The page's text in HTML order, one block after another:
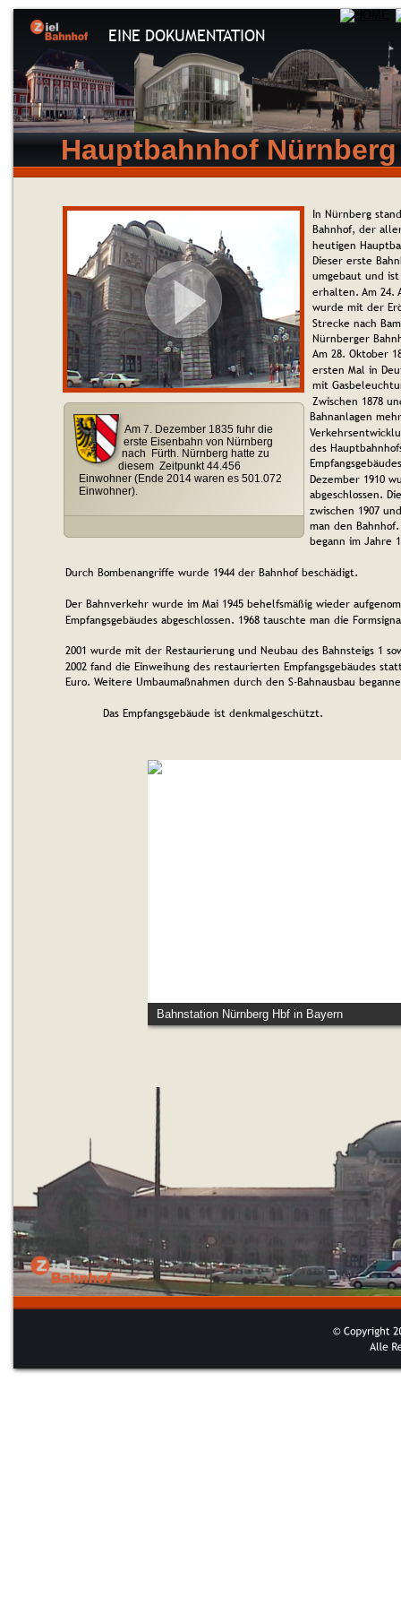
EINE DOKUMENTATION
In Nürnberg
Bahnhof, der
heutigen
Dieser erste
umgebaut und
erhalten. Am 24.
wurde mit der
Strecke nach
Nürnberger
Am 28. Oktober
ersten Mal in
mit
Zwischen 1878
Bahnanlagen
des
Dezember 1910
abgeschlossen.
zwischen 1907
man den
begann im Jahre
Durch Bombenangriffe wurde 1944 der Bahnhof beschädigt.
Der Bahnverkehr wurde im Mai 1945 behelfsmäßig wieder
Empfangsgebäudes abgeschlossen. 1968 tauschte man die
2001 wurde mit der Restaurierung und Neubau des Bahnsteigs 1
2002 fand die Einweihung des restaurierten Empfangsgebäudes
Euro. Weitere Umbaumaßnahmen durch den S-Bahnausbau
Das Empfangsgebäude ist denkmalgeschützt.
Am 7. Dezember 1835 fuhr die
erste Eisenbahn von Nürnberg
nach  Fürth. Nürnberg hatte zu
diesem  Zeitpunkt 44.456
Einwohner (Ende 2014 waren es 501.072
Einwohner).
Hauptbahnhof Nürnberg
Bahnstation Nürnberg Hbf in Bayern